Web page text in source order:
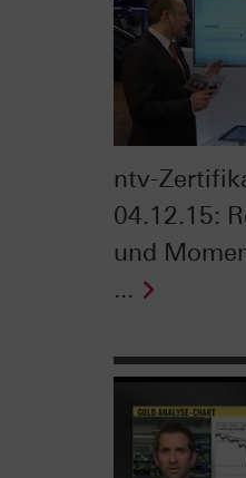
ntv-
04.12.15:
und
...